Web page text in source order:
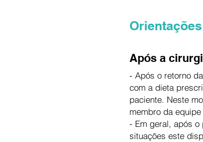
Após a
- Após o retorno
com a dieta
paciente. Neste
membro da
- Em geral, após o
situações este